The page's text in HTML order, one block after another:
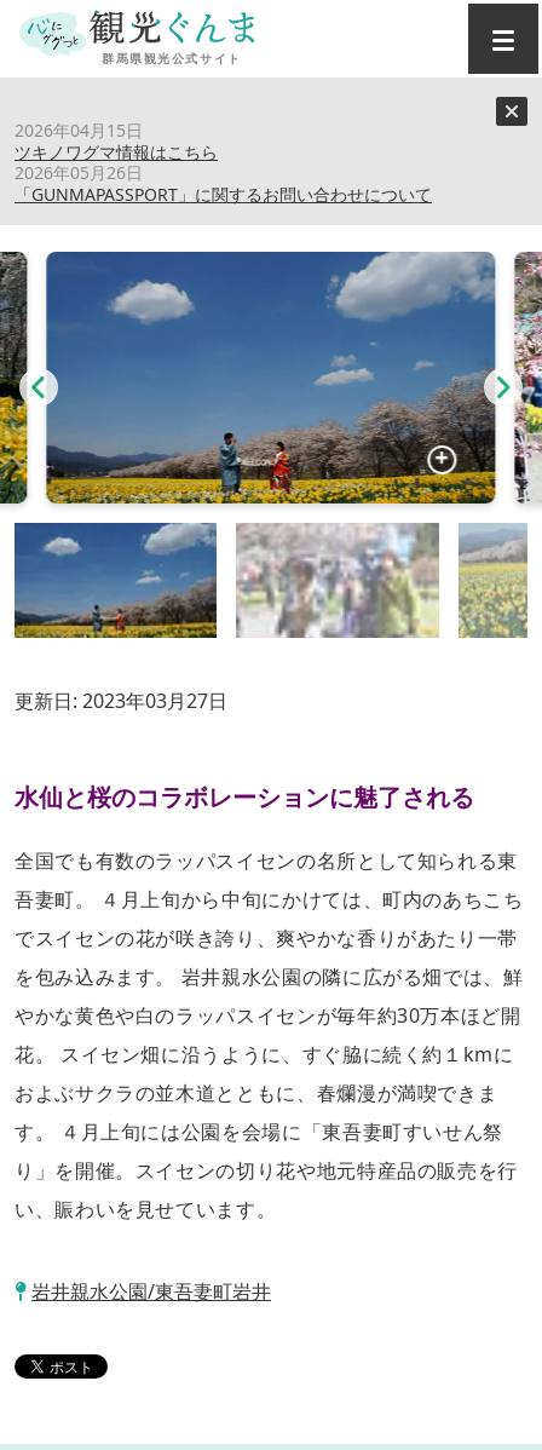
2026年04月15日
ツキノワグマ情報はこちら
2026年05月26日
「GUNMAPASSPORT」に関するお問い合わせについて
岩井親水公園
更新日: 2023年03月27日
水仙と桜のコラボレーションに魅了される
全国でも有数のラッパスイセンの名所として知られる東
吾妻町。 ４月上旬から中旬にかけては、町内のあちこち
でスイセンの花が咲き誇り、爽やかな香りがあたり一帯
を包み込みます。 岩井親水公園の隣に広がる畑では、鮮
やかな黄色や白のラッパスイセンが毎年約30万本ほど開
花。 スイセン畑に沿うように、すぐ脇に続く約１kmに
およぶサクラの並木道とともに、春爛漫が満喫できま
す。 ４月上旬には公園を会場に「東吾妻町すいせん祭
り」を開催。スイセンの切り花や地元特産品の販売を行
い、賑わいを見せています。
岩井親水公園/東吾妻町岩井